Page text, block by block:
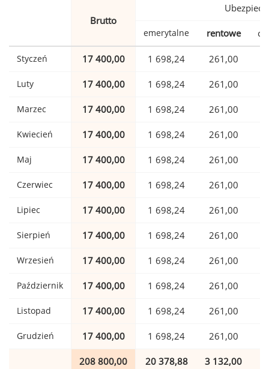
Brutto
emerytalne rentowe
Styczeń 17 400,00 1 698,24 261,00
Luty 17 400,00 1 698,24 261,00
Marzec 17 400,00 1 698,24 261,00
Kwiecień 17 400,00 1 698,24 261,00
Maj 17 400,00 1 698,24 261,00
Czerwiec 17 400,00 1 698,24 261,00
Lipiec 17 400,00 1 698,24 261,00
Sierpień 17 400,00 1 698,24 261,00
Wrzesień 17 400,00 1 698,24 261,00
Październik 17 400,00 1 698,24 261,00
Listopad 17 400,00 1 698,24 261,00
Grudzień 17 400,00 1 698,24 261,00
208 800,00 20 378,88 3 132,00